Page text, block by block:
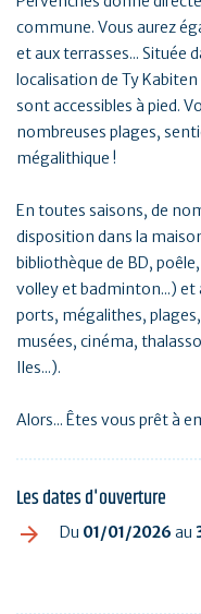
commune. Vous aurez
et aux terrasses... Située
localisation de Ty
sont accessibles à pied.
nombreuses plages,
mégalithique !
En toutes saisons, de
disposition dans la
bibliothèque de BD,
volley et badminton...) et
ports, mégalithes,
musées, cinéma,
Iles...).
Alors... Êtes vous prêt à
Les dates d'ouverture
Du 01/01/2026 au